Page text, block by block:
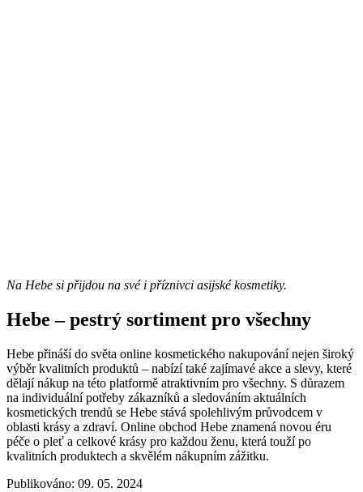
Na Hebe si přijdou na své i příznivci asijské kosmetiky.
Hebe – pestrý sortiment pro všechny
Hebe přináší do světa online kosmetického nakupování nejen široký
výběr kvalitních produktů – nabízí také zajímavé akce a slevy, které
dělají nákup na této platformě atraktivním pro všechny. S důrazem
na individuální potřeby zákazníků a sledováním aktuálních
kosmetických trendů se Hebe stává spolehlivým průvodcem v
oblasti krásy a zdraví. Online obchod Hebe znamená novou éru
péče o pleť a celkové krásy pro každou ženu, která touží po
kvalitních produktech a skvělém nákupním zážitku.
Publikováno: 09. 05. 2024